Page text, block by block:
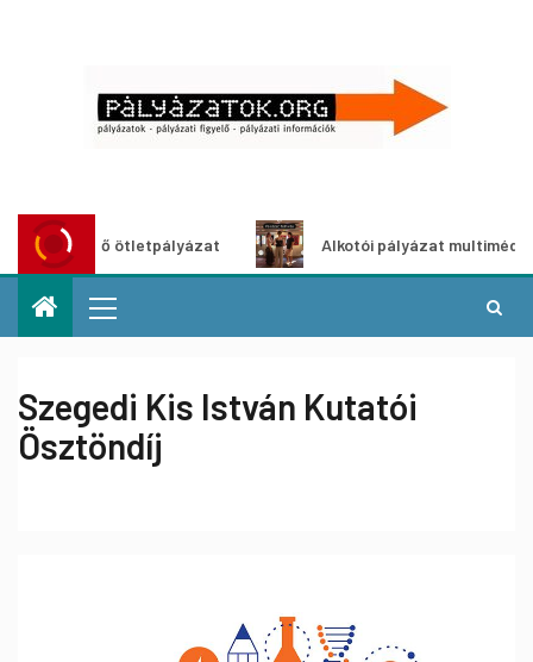
ötletpályázat Alkotói pályázat multimédia-
Szegedi Kis István Kutatói
Ösztöndíj